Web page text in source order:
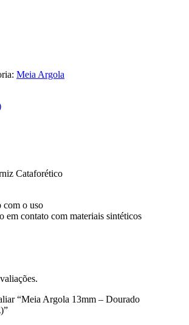
Meia Argola
Cataforético
com o uso
em contato com materiais sintéticos
“Meia Argola 13mm – Dourado